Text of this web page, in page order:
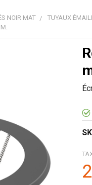
NOIR MAT
TUYAUX